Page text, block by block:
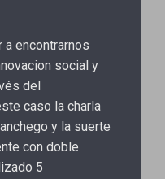
encontrarnos
social y
del
caso la charla
y la suerte
con doble
5